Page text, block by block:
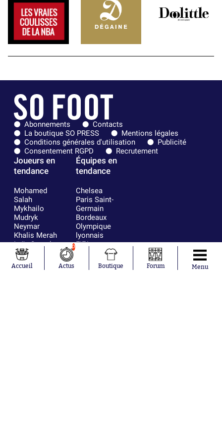
Abonnements
Contacts
La boutique SO PRESS
Mentions légales
Conditions générales d'utilisation
Publicité
Consentement RGPD
Recrutement
Joueurs en
tendance
Mohamed
Salah
Mykhailo
Mudryk
Neymar
Khalis Merah
Loïs Openda
Moussa
Niakhaté
Nicolás
Équipes en
tendance
Chelsea
Paris Saint-
Germain
Bordeaux
Olympique
lyonnais
FIFA
Real Madrid
RC Strasbourg
AC Milan
Accueil
0
Actus Boutique Forum Menu